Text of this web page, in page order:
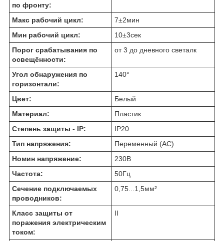
по фронту:
Макс рабочий цикл: 7±2мин
Мин рабочий цикл:
10±3сек
Порог срабатывания по
освещённости:
от 3 до дневного светалк
Угол обнаружения по
горизонтали:
140°
Цвет:
Белый
Материал:
Пластик
Степень защиты - IP:
IP20
Тип напряжения:
Переменный (AC)
Номин напряжение:
230В
Частота:
50Гц
Сечение подключаемых
проводников:
0,75...1,5мм²
Класс защиты от
поражения электрическим
током:
II